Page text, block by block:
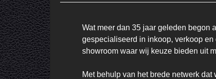
Wat meer dan 35 jaar geleden begon
gespecialiseerd in inkoop, verkoop
showroom waar wij keuze bieden uit
Met behulp van het brede netwerk